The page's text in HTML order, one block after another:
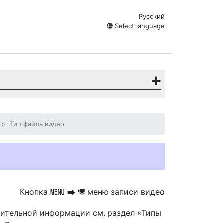
Русский
Select language
Тип файла видео
Кнопка G U 1 меню записи видео
информации см. раздел «Типы